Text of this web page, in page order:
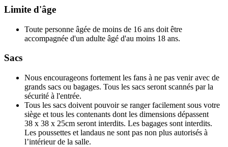
Limite d'âge
Toute personne âgée de moins de 16 ans doit être
accompagnée d'un adulte âgé d'au moins 18 ans.
Sacs
Nous encourageons fortement les fans à ne pas venir avec de
grands sacs ou bagages. Tous les sacs seront scannés par la
sécurité à l'entrée.
Tous les sacs doivent pouvoir se ranger facilement sous votre
siège et tous les contenants dont les dimensions dépassent
38 x 38 x 25cm seront interdits. Les bagages sont interdits.
Les poussettes et landaus ne sont pas non plus autorisés à
l’intérieur de la salle.